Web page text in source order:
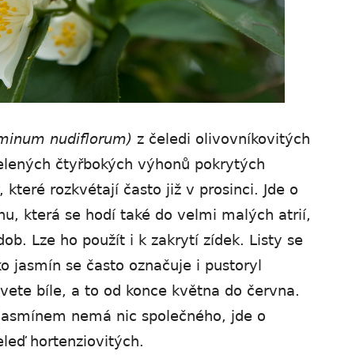
nudiflorum) z čeledi olivovníkovitých
čtyřbokých výhonů pokrytých
rozkvétají často již v prosinci. Jde o
která se hodí také do velmi malých atrií,
Lze ho použít i k zakrytí zídek. Listy se
jasmín se často označuje i pustoryl
bíle, a to od konce května do června.
nemá nic společného, jde o
hortenziovitých.